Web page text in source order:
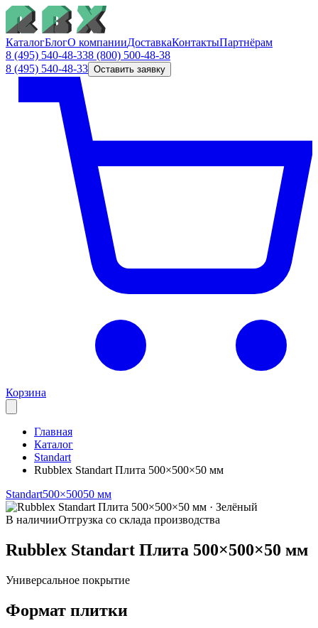
КаталогБлогО компанииДоставкаКонтактыПартнёрам
8 (495) 540-48-338 (800) 500-48-38
8 (495) 540-48-33 Оставить заявку
Корзина
Главная
Каталог
Standart
Rubblex Standart Плита 500×500×50 мм
Standart500×50050 мм
В наличииОтгрузка со склада производства
Rubblex Standart Плита 500×500×50 мм
Универсальное покрытие
Формат плитки